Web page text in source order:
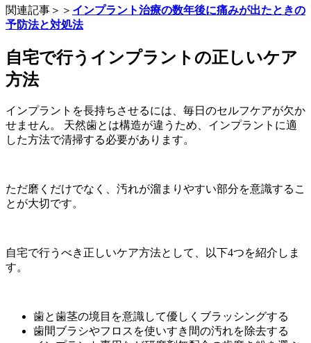
関連記事＞＞ インプラント治療の数年後に痛みが出たときの
予防法と対処法
自宅で行うインプラントの正しいケア
方法
インプラントを長持ちさせるには、毎日のセルフケアが欠か
せません。 天然歯とは構造が違うため、インプラントに適
した方法で清掃する必要があります。
ただ磨くだけでなく、汚れが溜まりやすい部分を意識するこ
とが大切です。
自宅で行うべき正しいケア方法として、以下4つを紹介しま
す。
歯と歯茎の境目を意識して優しくブラッシングする
歯間ブラシやフロスを使いすき間の汚れを除去する